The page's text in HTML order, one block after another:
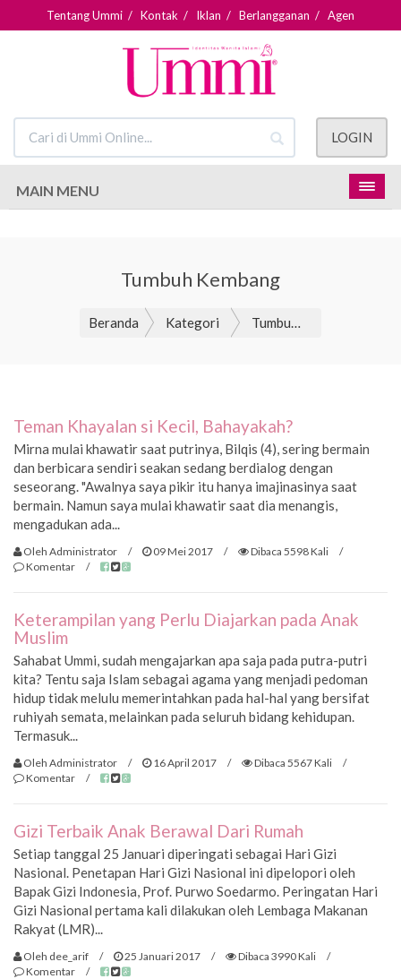
Tentang Ummi / Kontak / Iklan / Berlangganan / Agen
LOGIN
MAIN MENU
Tumbuh Kembang
Beranda Kategori Tumbuh Kembang
Teman Khayalan si Kecil, Bahayakah?
Mirna mulai khawatir saat putrinya, Bilqis (4), sering bermain
dan berbicara sendiri seakan sedang berdialog dengan
seseorang. "Awalnya saya pikir itu hanya imajinasinya saat
bermain. Namun saya mulai khawatir saat dia menangis,
mengadukan ada...
Oleh Administrator / 09 Mei 2017 / Dibaca 5598 Kali
/
Komentar
/
Keterampilan yang Perlu Diajarkan pada Anak
Muslim
Sahabat Ummi, sudah mengajarkan apa saja pada putra-putri
kita? Tentu saja Islam sebagai agama yang menjadi pedoman
hidup tidak melulu memerintahkan pada hal-hal yang bersifat
ruhiyah semata, melainkan pada seluruh bidang kehidupan.
Termasuk...
Oleh Administrator / 16 April 2017 / Dibaca 5567 Kali
/
Komentar
/
Gizi Terbaik Anak Berawal Dari Rumah
Setiap tanggal 25 Januari diperingati sebagai Hari Gizi
Nasional. Penetapan Hari Gizi Nasional ini dipelopori oleh
Bapak Gizi Indonesia, Prof. Purwo Soedarmo. Peringatan Hari
Gizi Nasional pertama kali dilakukan oleh Lembaga Makanan
Rakyat (LMR)...
Oleh dee_arif / 25 Januari 2017 / Dibaca 3990 Kali
/
Komentar
/